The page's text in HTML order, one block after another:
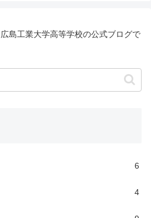
島工業大学高等学校の公式ブログで
6
4